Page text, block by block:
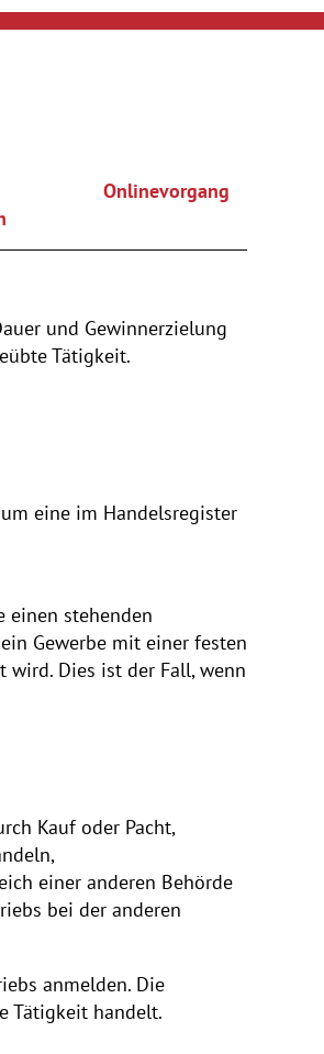
Onlinevorgang
und Gewinnerzielung
Tätigkeit.
eine im Handelsregister
einen stehenden
Gewerbe mit einer festen
wird. Dies ist der Fall, wenn
Kauf oder Pacht,
einer anderen Behörde
bei der anderen
anmelden. Die
Tätigkeit handelt.